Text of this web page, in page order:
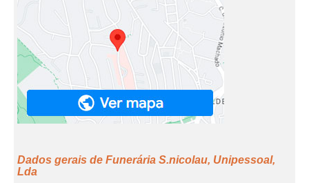
Dados gerais de Funerária S.nicolau, Unipessoal,
Lda